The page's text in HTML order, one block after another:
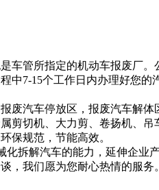
管所指定的机动车报废厂。
中7-15个工作日内办理好您
汽车停放区，报废汽车解体
剪切机、大力剪、卷扬机、
保规范，节能高效。
解汽车的能力，延伸企业
，我们愿为您耐心热情的服务